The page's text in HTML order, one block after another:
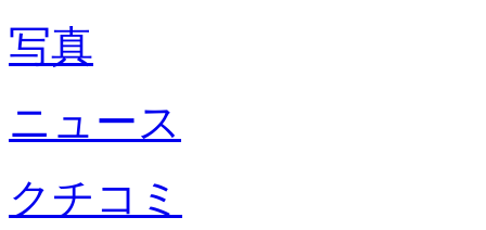
写真
ニュース
クチコミ